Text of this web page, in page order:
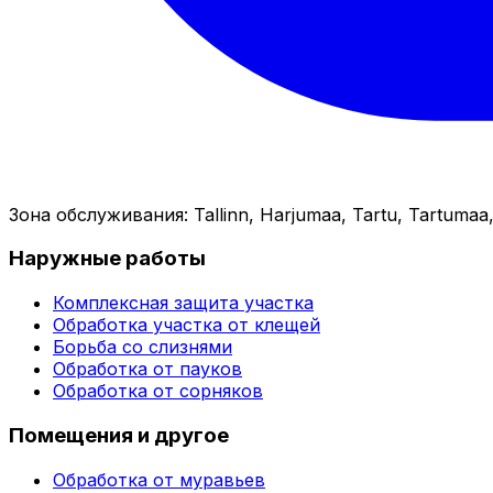
Зона обслуживания: Tallinn, Harjumaa, Tartu,
Наружные работы
Комплексная защита участка
Обработка участка от клещей
Борьба со слизнями
Обработка от пауков
Обработка от сорняков
Помещения и другое
Обработка от муравьев